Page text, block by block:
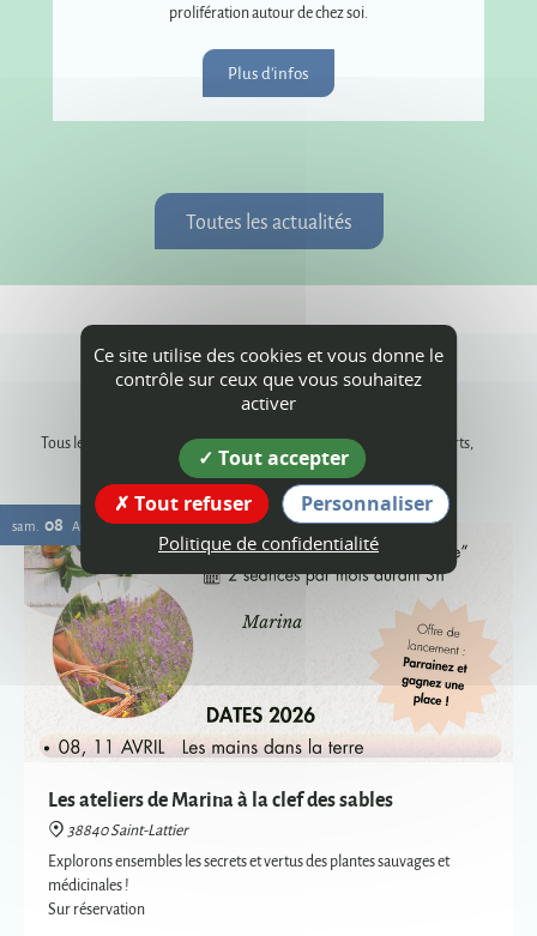
prolifération autour de chez soi.
Plus d'infos
Toutes les actualités
Agenda
Tous les rendez-vous, les animations dans les communes, les concerts,
événements sportifs, expositions...
sam. 08 AOÛT
Les ateliers de Marina à la clef des sables
38840 Saint-Lattier
Explorons ensembles les secrets et vertus des plantes sauvages et
médicinales !
Sur réservation
Ce site utilise des cookies et vous donne le
contrôle sur ceux que vous souhaitez
activer
Tout accepter
Tout refuser
Personnaliser
Politique de confidentialité